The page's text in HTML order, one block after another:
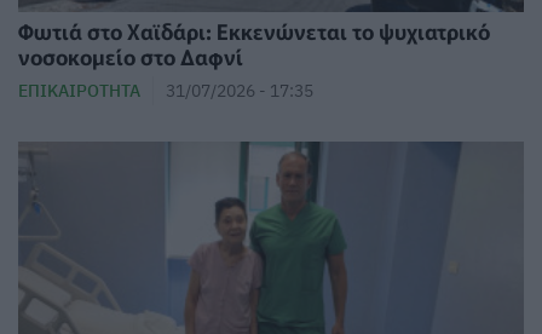
Φωτιά στο Χαϊδάρι: Εκκενώνεται το ψυχιατρικό
νοσοκομείο στο Δαφνί
ΕΠΙΚΑΙΡΌΤΗΤΑ 31/07/2026 - 17:35